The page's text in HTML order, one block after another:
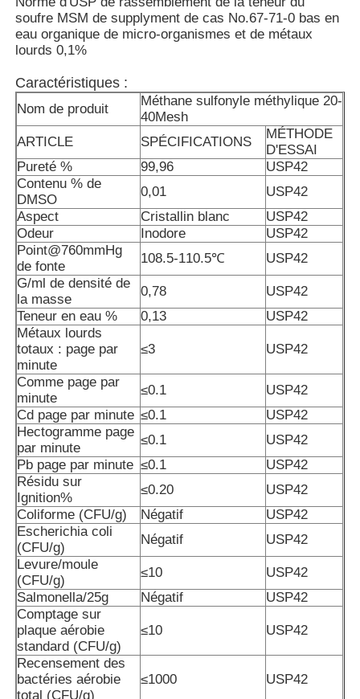
À la maison
Produits
Vidéos
À propos de nous
Visite de l'usine
Contrôle de la qualité
Demandez un devis
Poudre de MSM
MSM Méthylsulfonylméthane
Sulfone diméthylique de MSM
soufre MSM de supplyment de cas No.67-71-0 bas en
eau organique de micro-organismes et de métaux
lourds 0,1%
Caractéristiques :
Nom de produit
Méthane sulfonyle méthylique 20-
40Mesh
ARTICLE
SPÉCIFICATIONS
MÉTHODE
D'ESSAI
Pureté %
99,96
USP42
Contenu % de
DMSO
0,01
USP42
Aspect
Cristallin blanc
USP42
Odeur
Inodore
USP42
Point@760mmHg
de fonte
108.5-110.5℃
USP42
G/ml de densité de
la masse
0,78
USP42
Teneur en eau %
0,13
USP42
Métaux lourds
totaux : page par
minute
≤3 USP42
Comme page par
minute
≤0.1
USP42
Cd page par minute ≤0.1
USP42
Hectogramme page
par minute
≤0.1
USP42
Pb page par minute ≤0.1
USP42
Résidu sur
Ignition%
≤0.20
USP42
Coliforme (CFU/g)
Négatif
USP42
Escherichia coli
(CFU/g)
Négatif
USP42
Levure/moule
(CFU/g)
≤10
USP42
Salmonella/25g
Négatif
USP42
Comptage sur
plaque aérobie
standard (CFU/g)
≤10 USP42
Recensement des
bactéries aérobie
total (CFU/g)
≤1000 USP42